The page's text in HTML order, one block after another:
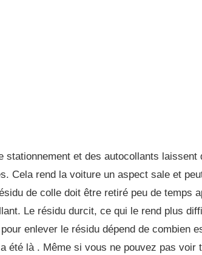
stationnement et des autocollants laissent
Cela rend la voiture un aspect sale et
de colle doit être retiré peu de temps
Le résidu durcit, ce qui le rend plus
enlever le résidu dépend de combien
été là . Même si vous ne pouvez pas voir